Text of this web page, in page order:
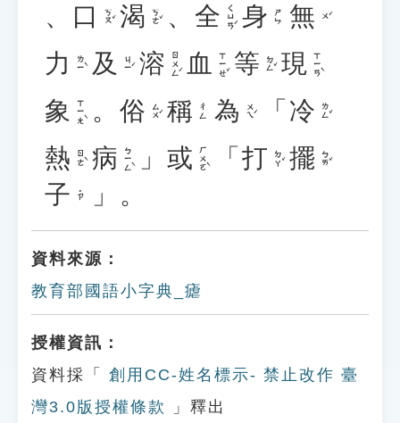
、 口 ㄎㄡˇ 渴 ㄎㄜˇ 、 全 ㄑㄩㄢˊ 身 ㄕㄣ 無 ㄨˊ
力 ㄌㄧˋ 及 ㄐㄧˊ 溶 ㄖㄨㄥˊ 血 ㄒㄧㄝˇ 等 ㄉㄥˇ 現 ㄒㄧㄢˋ
象 ㄒㄧㄤˋ 。 俗 ㄙㄨˊ 稱 ㄔㄥ 為 ㄨㄟˊ 「 冷 ㄌㄥˇ
熱 ㄖㄜˋ 病 ㄅㄧㄥˋ 」 或 ㄏㄨㄛˋ 「 打 ㄉㄚˇ 擺 ㄅㄞˇ
子 ˙ㄗ 」。
資料來源：
教育部國語小字典_瘧
授權資訊：
資料採「
創用CC-姓名標示- 禁止改作 臺
灣3.0版授權條款
」釋出